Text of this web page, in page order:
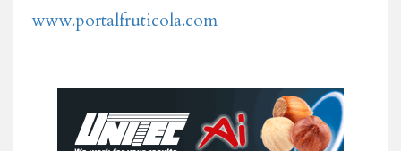
www.portalfruticola.com